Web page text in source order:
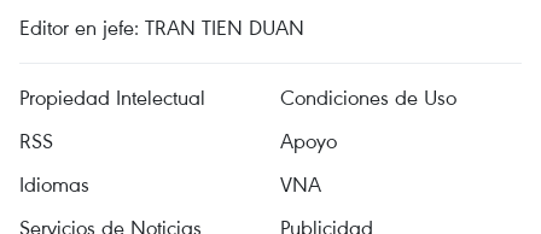
Editor en jefe: TRAN TIEN DUAN
Propiedad Intelectual
Condiciones de Uso
RSS
Apoyo
Idiomas
VNA
Servicios de Noticias
Publicidad